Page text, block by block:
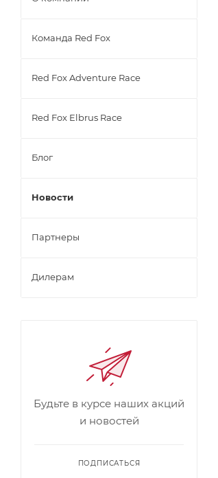
Команда Red Fox
Red Fox Adventure Race
Red Fox Elbrus Race
Блог
Новости
Партнеры
Дилерам
Будьте в курсе наших акций
и новостей
ПОДПИСАТЬСЯ